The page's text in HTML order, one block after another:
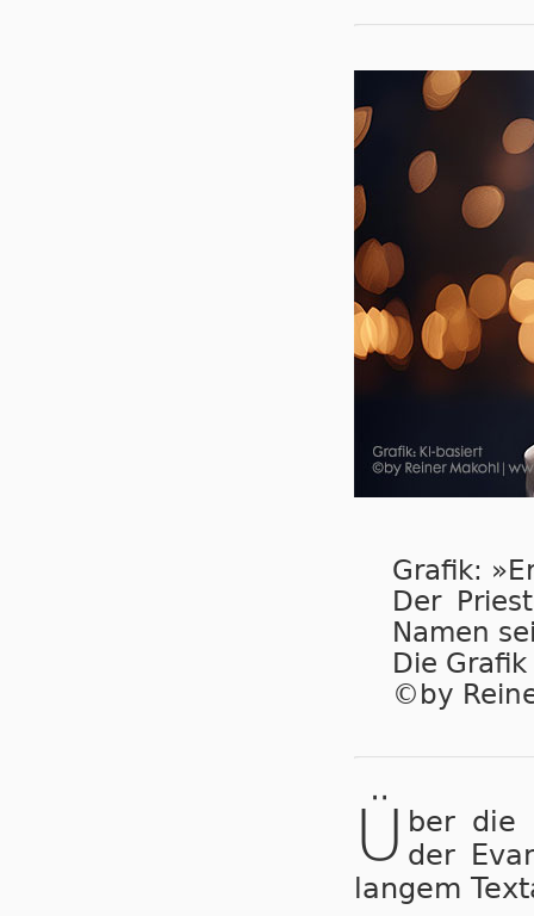
Grafik:
Der
Namen
Die
©by
Ü ber die
der
langem